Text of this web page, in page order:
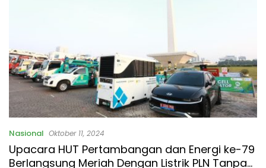
Nasional Oktober 11, 2024
Upacara HUT Pertambangan dan Energi ke-79
Berlangsung Meriah Dengan Listrik PLN Tanpa